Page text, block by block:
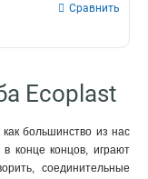
Сравнить
Ecoplast
большинство из нас
конце концов, играют
соединительные